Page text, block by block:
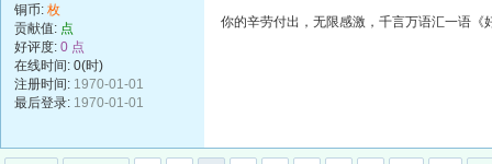
铜币: 枚
贡献值: 点
好评度: 0 点
在线时间: 0(时)
注册时间: 1970-01-01
最后登录: 1970-01-01
你的辛劳付出，无限感激，千言万语汇一语《